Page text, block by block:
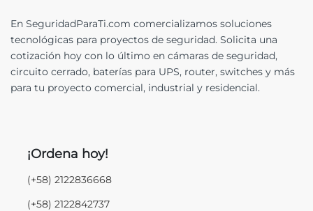
En SeguridadParaTi.com comercializamos soluciones
tecnológicas para proyectos de seguridad. Solicita una
cotización hoy con lo último en cámaras de seguridad,
circuito cerrado, baterías para UPS, router, switches y más
para tu proyecto comercial, industrial y residencial.
¡Ordena hoy!
(+58) 2122836668
(+58) 2122842737